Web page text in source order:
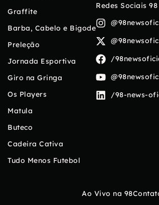
Graffite
Barba, Cabelo e Bigode
Preleção
Jornada Esportiva
Giro na Gringa
Os Players
Matula
Buteco
Cadeira Cativa
Tudo Menos Futebol
Redes Sociais 98
/
/98-news-
Ao Vivo na 98